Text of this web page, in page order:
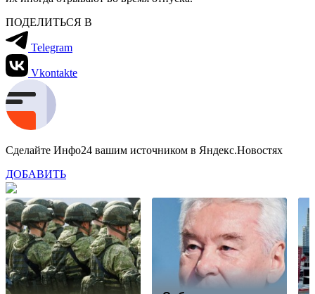
ПОДЕЛИТЬСЯ В
Telegram
Vkontakte
Сделайте Инфо24 вашим источником в Яндекс.Новостях
ДОБАВИТЬ